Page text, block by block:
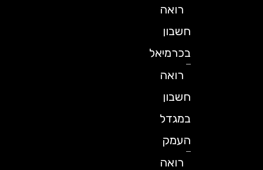
רואה
חשבון
בכרמיאל
רואה
חשבון
במגדל
העמק
רואה